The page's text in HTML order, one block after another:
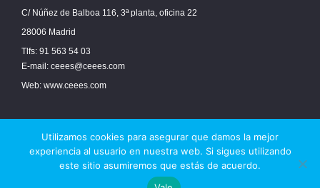
C/ Núñez de Balboa 116, 3ª planta, oficina 22
28006 Madrid
Tlfs: 91 563 54 03
E-mail: ceees@ceees.com
Web: www.ceees.com
© 2017 Ceees - Sitio web desarrollado por espa.es-Aviso legal -Política de
Utilizamos cookies para asegurar que damos la mejor
experiencia al usuario en nuestra web. Si sigues utilizando
este sitio asumiremos que estás de acuerdo.